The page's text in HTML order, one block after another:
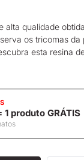
alta qualidade
os tricomas
esta resina
produto GRÁTIS